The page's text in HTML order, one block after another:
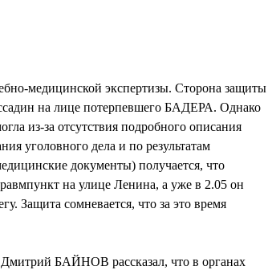
медицинской экспертизы. Сторона защиты
на лице потерпевшего БАДЕРА. Однако
из-за отсутствия подробного описания
уголовного дела и по результатам
документы) получается, что
на улице Ленина, а уже в 2.05 он
Защита сомневается, что за это время
Дмитрий БАЙНОВ рассказал, что в органах